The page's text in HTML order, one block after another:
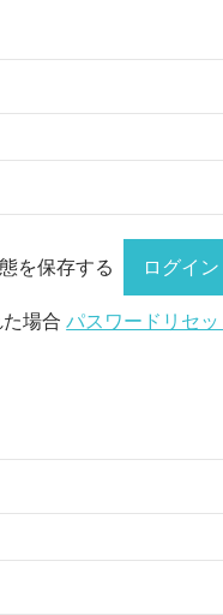
を保存する
た場合パスワードリセッ